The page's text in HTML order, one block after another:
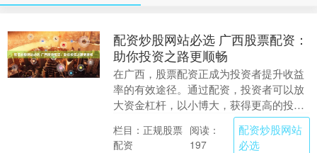
配资炒股网站必选 广西股票配资：
助你投资之路更顺畅
在广西，股票配资正成为投资者提升收益
率的有效途径。通过配资，投资者可以放
大资金杠杆，以小博大，获得更高的投资
回报。 1. **选择配资平台：**选择一家信
誉良好....
栏目：正规股票
配资
阅读：
197
配资炒股网站
必选